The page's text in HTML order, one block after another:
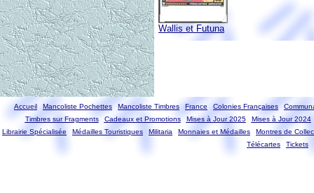
Wallis et Futuna
Accueil Mancoliste Pochettes Mancoliste Timbres France Colonies Françaises
Timbres sur Fragments
Cadeaux et Promotions Mises à Jour 2025
Mises à Jour 2024
Librairie Spécialisée
Médailles Touristiques Militaria Monnaies et Médailles
Montres de
Télécartes
Tickets